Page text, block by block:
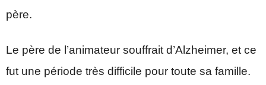
père.
Le père de l’animateur souffrait d’Alzheimer, et ce
fut une période très difficile pour toute sa famille.